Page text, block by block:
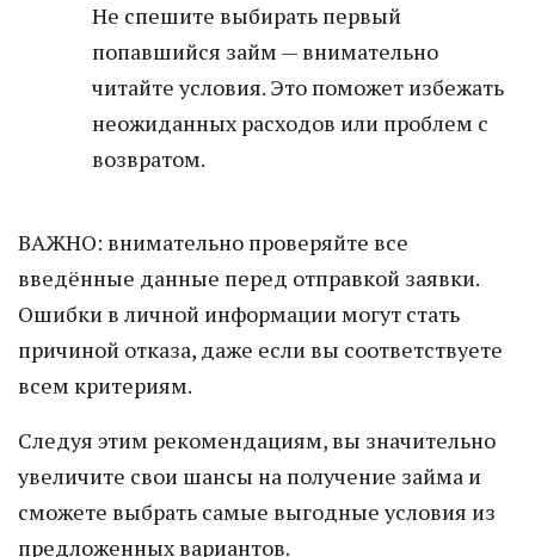
Не спешите выбирать первый
попавшийся займ — внимательно
читайте условия. Это поможет избежать
неожиданных расходов или проблем с
возвратом.
ВАЖНО: внимательно проверяйте все
введённые данные перед отправкой заявки.
Ошибки в личной информации могут стать
причиной отказа, даже если вы соответствуете
всем критериям.
Следуя этим рекомендациям, вы значительно
увеличите свои шансы на получение займа и
сможете выбрать самые выгодные условия из
предложенных вариантов.